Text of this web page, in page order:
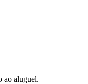
ao aluguel.